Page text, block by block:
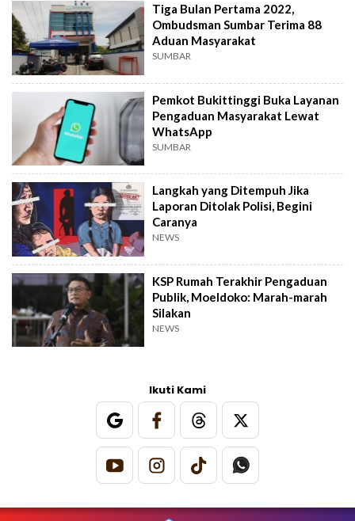
Tiga Bulan Pertama 2022,
Ombudsman Sumbar Terima 88
Aduan Masyarakat
SUMBAR
Pemkot Bukittinggi Buka Layanan
Pengaduan Masyarakat Lewat
WhatsApp
SUMBAR
Langkah yang Ditempuh Jika
Laporan Ditolak Polisi, Begini
Caranya
NEWS
KSP Rumah Terakhir Pengaduan
Publik, Moeldoko: Marah-marah
Silakan
NEWS
Ikuti Kami